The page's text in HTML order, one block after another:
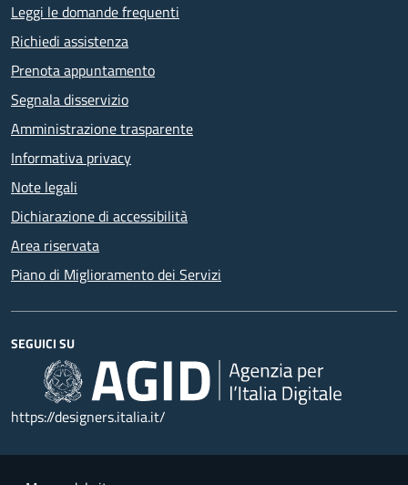
Leggi le domande frequenti
Richiedi assistenza
Prenota appuntamento
Segnala disservizio
Amministrazione trasparente
Informativa privacy
Note legali
Dichiarazione di accessibilità
Area riservata
Piano di Miglioramento dei Servizi
SEGUICI SU
https://designers.italia.it/